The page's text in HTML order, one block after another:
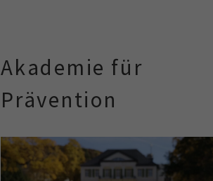
Akademie für
Prävention